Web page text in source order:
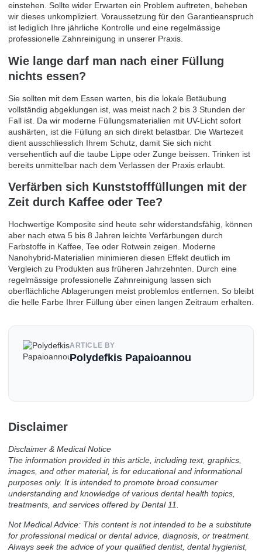
einstehen. Sollte wider Erwarten ein Problem auftreten, beheben
wir dieses unkompliziert. Voraussetzung für den Garantieanspruch
ist lediglich Ihre jährliche Kontrolle und eine regelmässige
professionelle Zahnreinigung in unserer Praxis.
Wie lange darf man nach einer Füllung
nichts essen?
Sie sollten mit dem Essen warten, bis die lokale Betäubung
vollständig abgeklungen ist, was meist nach 2 bis 3 Stunden der
Fall ist. Da wir moderne Füllungsmaterialien mit UV-Licht sofort
aushärten, ist die Füllung an sich direkt belastbar. Die Wartezeit
dient ausschliesslich Ihrem Schutz, damit Sie sich nicht
versehentlich auf die taube Lippe oder Zunge beissen. Trinken ist
bereits unmittelbar nach dem Verlassen der Praxis erlaubt.
Verfärben sich Kunststofffüllungen mit der
Zeit durch Kaffee oder Tee?
Hochwertige Komposite sind heute sehr widerstandsfähig, können
aber nach etwa 5 bis 8 Jahren leichte Verfärbungen durch
Farbstoffe in Kaffee, Tee oder Rotwein zeigen. Moderne
Nanohybrid-Materialien minimieren diesen Effekt deutlich im
Vergleich zu Produkten aus früheren Jahrzehnten. Durch eine
regelmässige professionelle Zahnreinigung lassen sich
oberflächliche Ablagerungen meist problemlos entfernen. So bleibt
die helle Farbe Ihrer Füllung über einen langen Zeitraum erhalten.
ARTICLE BY
Polydefkis Papaioannou
Disclaimer
Disclaimer & Medical Notice
The information provided in this article, including text, graphics,
images, and other material, is for educational and informational
purposes only. It is intended to promote broad consumer
understanding and knowledge of various dental health topics,
treatments, and services offered by Dental 11.
Not Medical Advice: This content is not intended to be a substitute
for professional medical or dental advice, diagnosis, or treatment.
Always seek the advice of your qualified dentist, dental hygienist,